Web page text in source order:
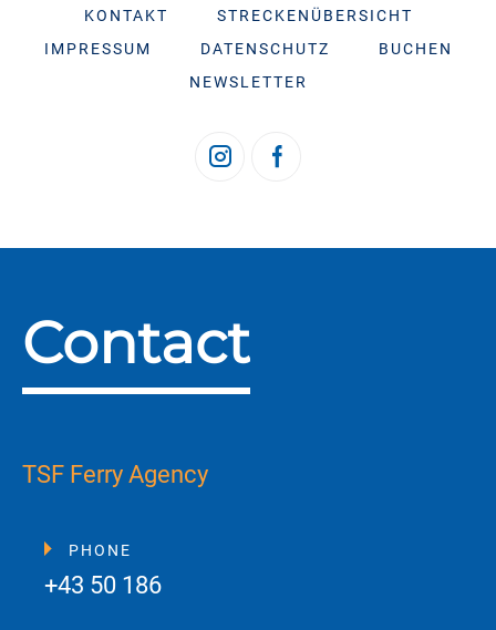
KONTAKT
STRECKENÜBERSICHT
IMPRESSUM
DATENSCHUTZ
BUCHEN
NEWSLETTER
Contact
TSF Ferry Agency
PHONE
+43 50 186